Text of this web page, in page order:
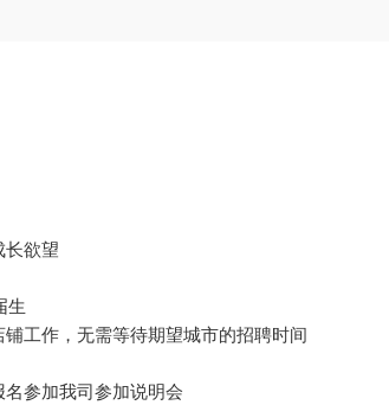
长欲望
生
工作，无需等待期望城市的招聘时间
参加我司参加说明会